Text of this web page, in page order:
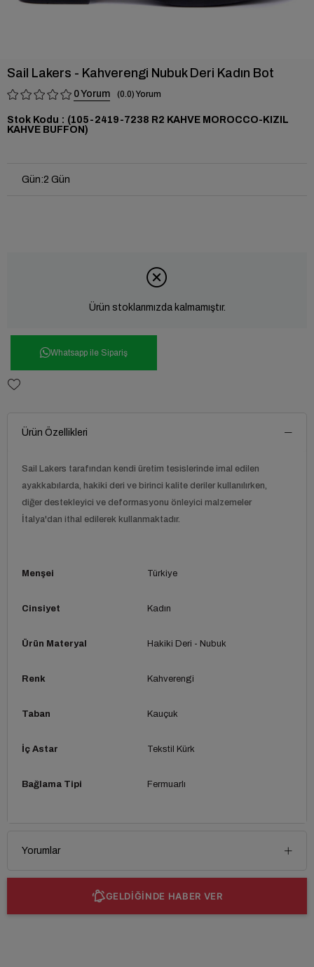
Sail Lakers - Kahverengi Nubuk Deri Kadın Bot
0 0.0
Stok Kodu
(105-2419-7238 R2 KAHVE MOROCCO-KIZIL
KAHVE BUFFON)
Gün:2 Gün
Ürün stoklarımızda kalmamıştır.
Whatsapp ile Sipariş
Ürün Özellikleri
Sail Lakers tarafından kendi üretim tesislerinde imal edilen
ayakkabılarda, hakiki deri ve birinci kalite deriler kullanılırken,
diğer destekleyici ve deformasyonu önleyici malzemeler
İtalya'dan ithal edilerek kullanmaktadır.
Menşei Türkiye
Cinsiyet Kadın
Ürün Materyal Hakiki Deri - Nubuk
Renk Kahverengi
Taban Kauçuk
İç Astar Tekstil Kürk
Bağlama Tipi Fermuarlı
Yorumlar
GELDİĞİNDE HABER VER